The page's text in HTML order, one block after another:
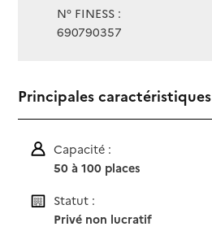
N° FINESS :
690790357
Principales caractéristiques
Capacité :
50 à 100 places
Statut :
Privé non lucratif